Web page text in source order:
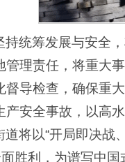
持统筹发展与安全
管理责任，将重大
督导检查，确保重
产安全事故，以高
将以“开局即决战
面胜利，为谱写中